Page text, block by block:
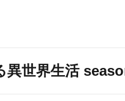
異世界生活